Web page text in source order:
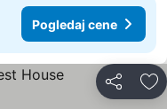
Pogledaj cene
Deli